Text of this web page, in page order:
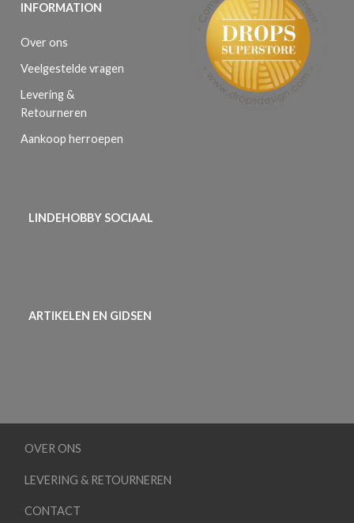
INFORMATION
Over ons
Veelgestelde vragen
Levering &
Retourneren
Aankoop herroepen
LINDEHOBBY SOCIAAL
ARTIKELEN EN GIDSEN
OVER ONS
LEVERING & RETOURNEREN
CONTACT